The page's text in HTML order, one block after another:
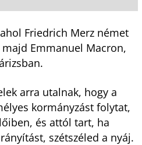
Friedrich Merz német
Emmanuel Macron,
arra utalnak, hogy a
kormányzást folytat,
és attól tart, ha
szétszéled a nyáj.